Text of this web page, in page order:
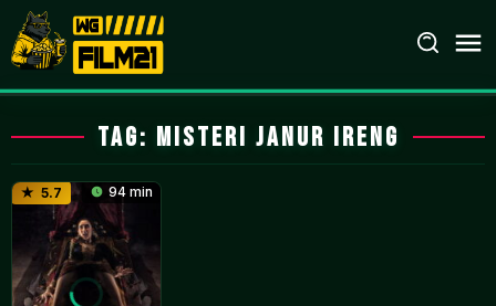
Loncat
ke
konten
Tag: Misteri Janur Ireng
5.7 94 min